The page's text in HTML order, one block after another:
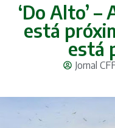
‘Do Alto’ –
está
está
Jornal